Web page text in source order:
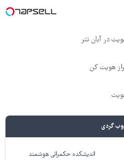
وب گردی
اندیشکده حکمرانی هوشمند